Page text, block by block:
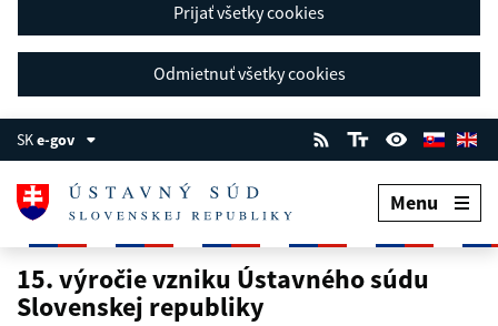
Prijať všetky cookies
Odmietnuť všetky cookies
SKe-gov
Menu
15. výročie
15. výročie vzniku Ústavného súdu
Slovenskej republiky